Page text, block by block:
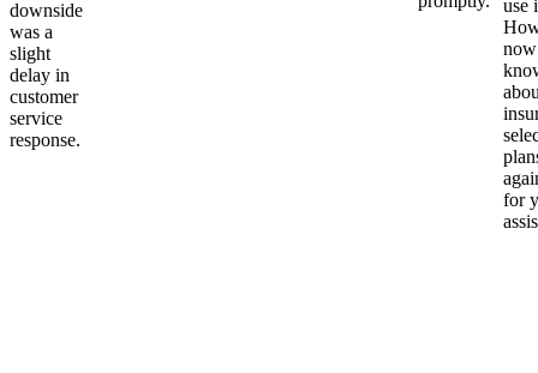
downside
was a
slight
delay in
customer
service
response.
use
for